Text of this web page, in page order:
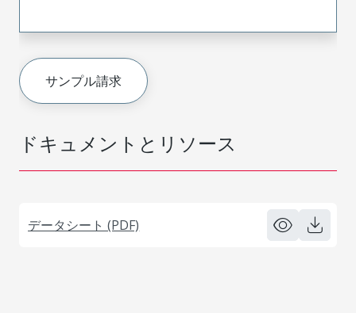
ドキュメントとリソース
データシート (PDF)
サンプル請求